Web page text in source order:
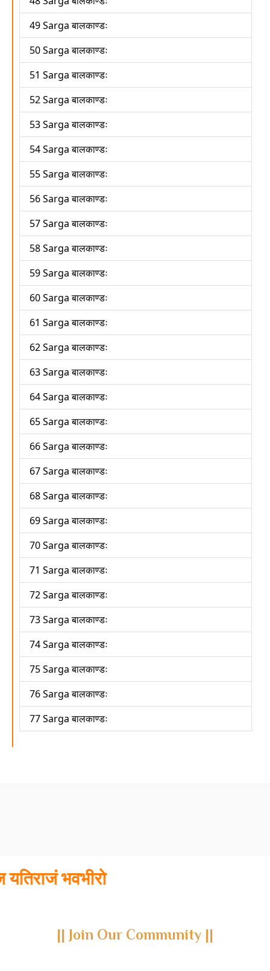
49 Sarga बालकाण्डः
50 Sarga बालकाण्डः
51 Sarga बालकाण्डः
52 Sarga बालकाण्डः
53 Sarga बालकाण्डः
54 Sarga बालकाण्डः
55 Sarga बालकाण्डः
56 Sarga बालकाण्डः
57 Sarga बालकाण्डः
58 Sarga बालकाण्डः
59 Sarga बालकाण्डः
60 Sarga बालकाण्डः
61 Sarga बालकाण्डः
62 Sarga बालकाण्डः
63 Sarga बालकाण्डः
64 Sarga बालकाण्डः
65 Sarga बालकाण्डः
66 Sarga बालकाण्डः
67 Sarga बालकाण्डः
68 Sarga बालकाण्डः
69 Sarga बालकाण्डः
70 Sarga बालकाण्डः
71 Sarga बालकाण्डः
72 Sarga बालकाण्डः
73 Sarga बालकाण्डः
74 Sarga बालकाण्डः
75 Sarga बालकाण्डः
76 Sarga बालकाण्डः
77 Sarga बालकाण्डः
भवभीरो
|| Join Our Community ||